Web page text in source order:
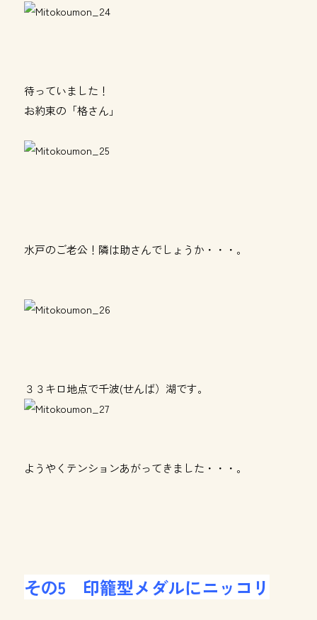
待っていました！
お約束の「格さん」
水戸のご老公！隣は助さんでしょうか・・・。
３３キロ地点で千波(せんば）湖です。
ようやくテンションあがってきました・・・。
その5 印籠型メダルにニッコリ